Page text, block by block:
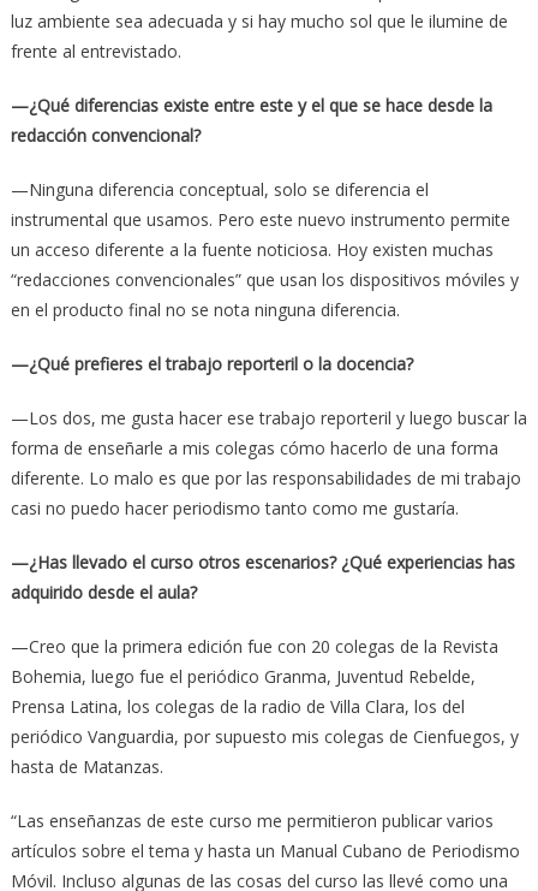
luz ambiente sea adecuada y si hay mucho sol que le ilumine de
frente al entrevistado.
—¿Qué diferencias existe entre este y el que se hace desde la
redacción convencional?
—Ninguna diferencia conceptual, solo se diferencia el
instrumental que usamos. Pero este nuevo instrumento permite
un acceso diferente a la fuente noticiosa. Hoy existen muchas
“redacciones convencionales” que usan los dispositivos móviles y
en el producto final no se nota ninguna diferencia.
—¿Qué prefieres el trabajo reporteril o la docencia?
—Los dos, me gusta hacer ese trabajo reporteril y luego buscar la
forma de enseñarle a mis colegas cómo hacerlo de una forma
diferente. Lo malo es que por las responsabilidades de mi trabajo
casi no puedo hacer periodismo tanto como me gustaría.
—¿Has llevado el curso otros escenarios? ¿Qué experiencias has
adquirido desde el aula?
—Creo que la primera edición fue con 20 colegas de la Revista
Bohemia, luego fue el periódico Granma, Juventud Rebelde,
Prensa Latina, los colegas de la radio de Villa Clara, los del
periódico Vanguardia, por supuesto mis colegas de Cienfuegos, y
hasta de Matanzas.
“Las enseñanzas de este curso me permitieron publicar varios
artículos sobre el tema y hasta un Manual Cubano de Periodismo
Móvil. Incluso algunas de las cosas del curso las llevé como una